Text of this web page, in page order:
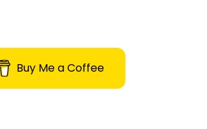
Buy Me a Coffee